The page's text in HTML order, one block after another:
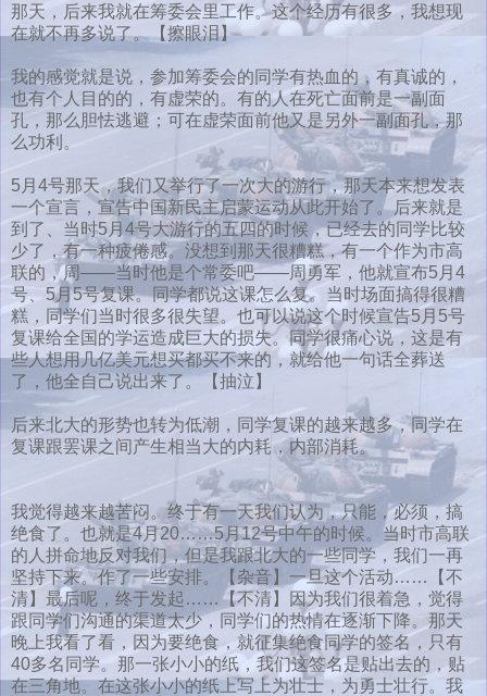
那天，后来我就在筹委会里工作。这个经历有很多，我想现
在就不再多说了。【擦眼泪】
我的感觉就是说，参加筹委会的同学有热血的，有真诚的，
也有个人目的的，有虚荣的。有的人在死亡面前是一副面
孔，那么胆怯逃避；可在虚荣面前他又是另外一副面孔，那
么功利。
5月4号那天，我们又举行了一次大的游行，那天本来想发表
一个宣言，宣告中国新民主启蒙运动从此开始了。后来就是
到了、当时5月4号大游行的五四的时候，已经去的同学比较
少了，有一种疲倦感。没想到那天很糟糕，有一个作为市高
联的，周——当时他是个常委吧——周勇军，他就宣布5月4
号、5月5号复课。同学都说这课怎么复。当时场面搞得很糟
糕，同学们当时很多很失望。也可以说这个时候宣告5月5号
复课给全国的学运造成巨大的损失。同学很痛心说，这是有
些人想用几亿美元想买都买不来的，就给他一句话全葬送
了，他全自己说出来了。【抽泣】
后来北大的形势也转为低潮，同学复课的越来越多，同学在
复课跟罢课之间产生相当大的内耗，内部消耗。
我觉得越来越苦闷。终于有一天我们认为，只能，必须，搞
绝食了。也就是4月20……5月12号中午的时候。当时市高联
的人拼命地反对我们，但是我跟北大的一些同学，我们一再
坚持下来。作了一些安排。【杂音】一旦这个活动……【不
清】最后呢，终于发起……【不清】因为我们很着急，觉得
跟同学们沟通的渠道太少，同学们的热情在逐渐下降。那天
晚上我看了看，因为要绝食，就征集绝食同学的签名，只有
40多名同学。那一张小小的纸，我们这签名是贴出去的，贴
在三角地。在这张小小的纸上写上为壮士，为勇士壮行。我